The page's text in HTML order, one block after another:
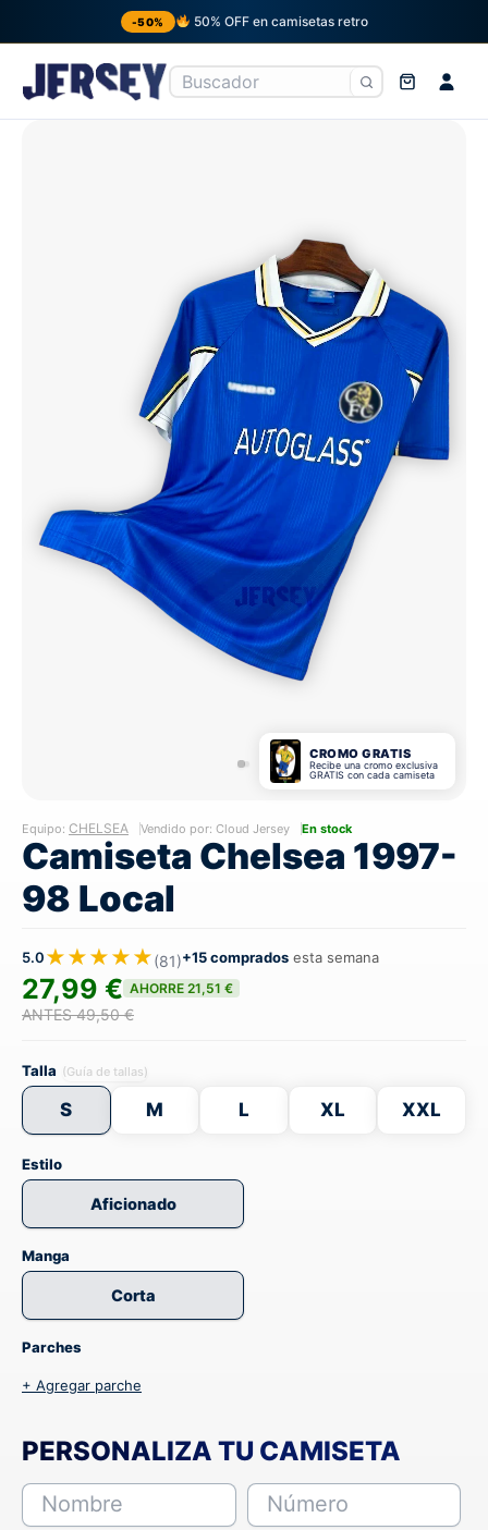
-50% 50% OFF en camisetas retro
CROMO GRATIS
Recibe una cromo exclusiva
GRATIS con cada camiseta
Equipo: CHELSEA Vendido por: Cloud Jersey En stock
Camiseta Chelsea 1997-
98 Local
5.0★★★★★(81)+15 comprados esta semana
27,99 € AHORRE 21,51 €
ANTES 49,50 €
Talla (Guía de tallas)
S M L XL XXL
Estilo
Aficionado
Manga
Corta
Parches
+ Agregar parche
PERSONALIZA TU CAMISETA
Nombre Número